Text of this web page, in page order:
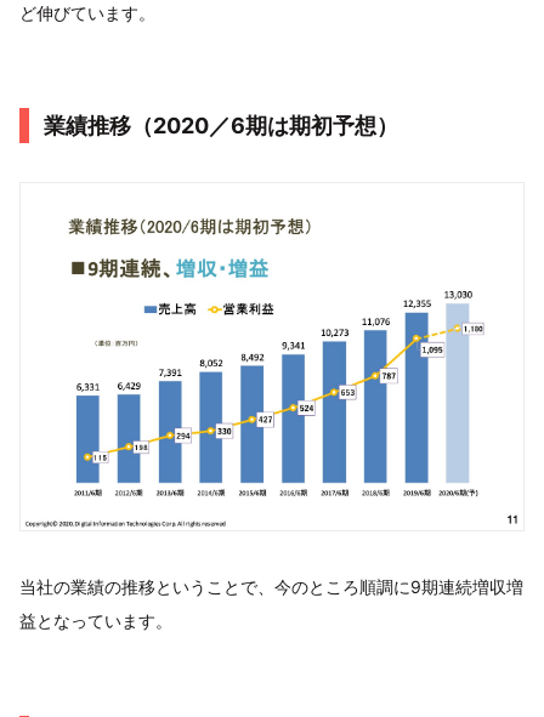
ど伸びています。
業績推移（2020／6期は期初予想）
当社の業績の推移ということで、今のところ順調に9期連続増収増
益となっています。